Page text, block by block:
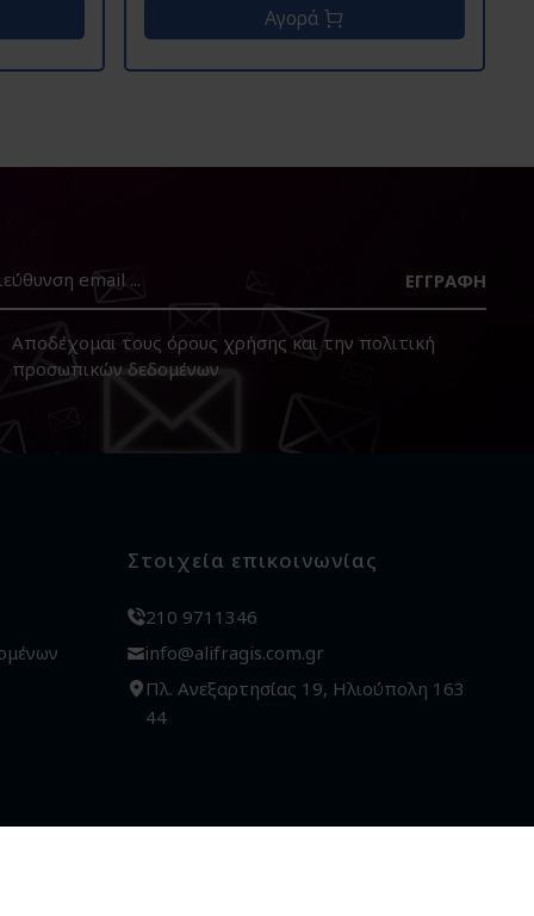
Αγορά
ΕΓΓΡΑΦΉ
Αποδέχομαι τους όρους χρήσης και την πολιτική
προσωπικών δεδομένων
Στοιχεία επικοινωνίας
210 9711346
info@alifragis.com.gr
Πλ. Ανεξαρτησίας 19, Ηλιούπολη 163
44